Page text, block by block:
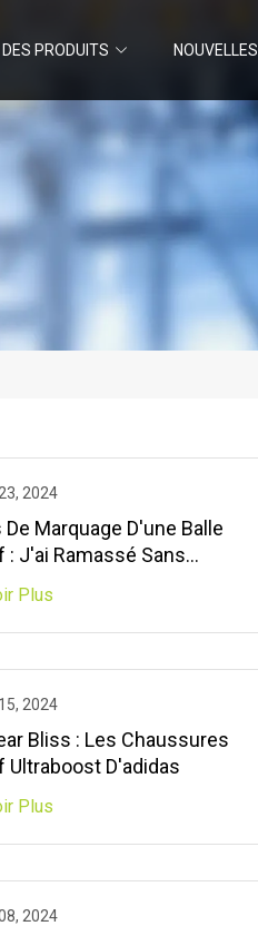
DES PRODUITS NOUVELLES
2024
De Marquage D'une Balle
: J'ai Ramassé Sans
Plus
2024
Bliss : Les Chaussures
Ultraboost D'adidas
Plus
2024